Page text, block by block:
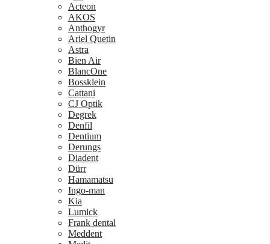
Acteon
AKOS
Anthogyr
Ariel Quetin
Astra
Bien Air
BlancOne
Bossklein
Cattani
CJ Optik
Degrek
Denfil
Dentium
Derungs
Diadent
Dürr
Hamamatsu
Ingo-man
Kia
Lumick
Frank dental
Meddent